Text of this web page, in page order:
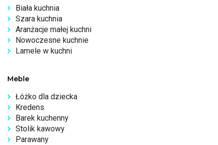
Biała kuchnia
Szara kuchnia
Aranżacje małej kuchni
Nowoczesne kuchnie
Lamele w kuchni
Meble
Łóżko dla dziecka
Kredens
Barek kuchenny
Stolik kawowy
Parawany